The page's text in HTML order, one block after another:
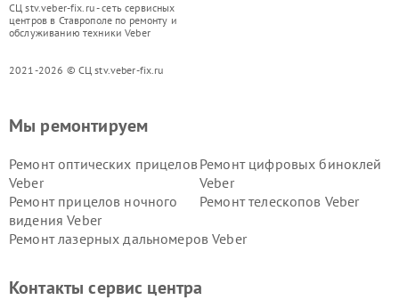
СЦ stv.veber-fix.ru - сеть сервисных
центров в Ставрополе по ремонту и
обслуживанию техники Veber
2021-2026 © СЦ stv.veber-fix.ru
Мы ремонтируем
Ремонт оптических прицелов
Veber
Ремонт цифровых биноклей
Veber
Ремонт прицелов ночного
видения Veber
Ремонт телескопов Veber
Ремонт лазерных дальномеров Veber
Контакты сервис центра